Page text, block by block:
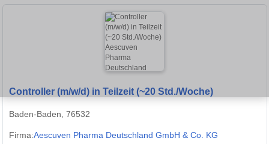
Controller (m/w/d) in Teilzeit (~20 Std./Woche)
Baden-Baden, 76532
Firma:Aescuven Pharma Deutschland GmbH & Co. KG